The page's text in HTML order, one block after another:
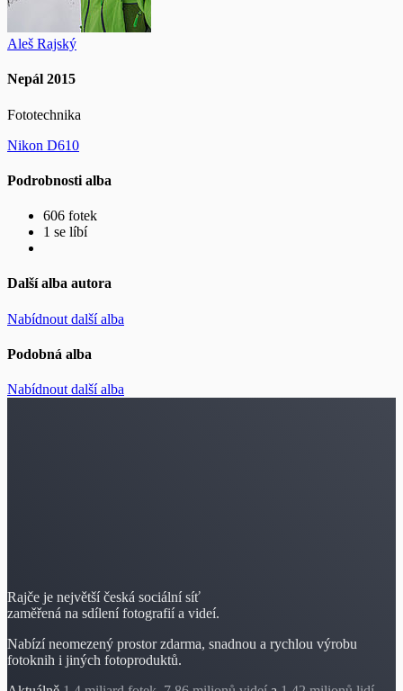
Aleš Rajský
Nepál 2015
Fototechnika
Nikon D610
Podrobnosti alba
606 fotek
1 se líbí
Další alba autora
Nabídnout další alba
Podobná alba
Nabídnout další alba
Rajče je největší česká sociální síť
zaměřená na sdílení fotografií a videí.
Nabízí neomezený prostor zdarma, snadnou a rychlou výrobu
fotoknih i jiných fotoproduktů.